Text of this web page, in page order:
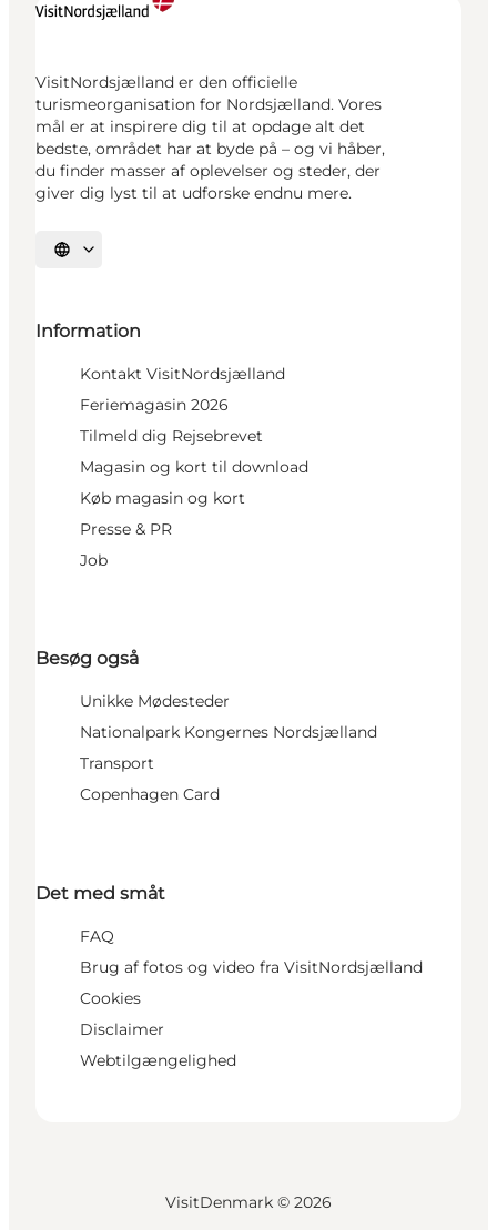
VisitNordsjælland er den officielle
turismeorganisation for Nordsjælland. Vores
mål er at inspirere dig til at opdage alt det
bedste, området har at byde på – og vi håber,
du finder masser af oplevelser og steder, der
giver dig lyst til at udforske endnu mere.
Vælg sprog
Information
Kontakt VisitNordsjælland
Feriemagasin 2026
Tilmeld dig Rejsebrevet
Magasin og kort til download
Køb magasin og kort
Presse & PR
Job
Besøg også
Unikke Mødesteder
Nationalpark Kongernes Nordsjælland
Transport
Copenhagen Card
Det med småt
FAQ
Brug af fotos og video fra VisitNordsjælland
Cookies
Disclaimer
Webtilgængelighed
VisitDenmark © 2026